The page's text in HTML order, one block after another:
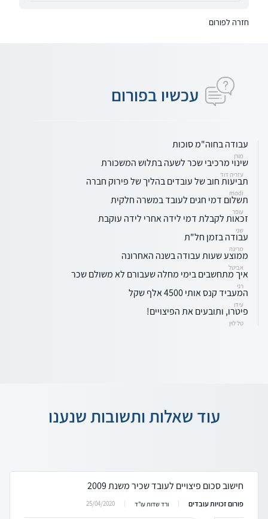
חזרה לפורום
עכשיו בפורום
עבודה בחוה"מ סוכות
מורן
שינוי מרכיבי שכר לשעה בתלוש המשכורת
עזריה דוד
תביעות חוב של עובדים בהליך של פירוק חברה
modi
תשלום דמי חגים לעובד במשרה חלקית
עופר
זכאות לקבלת דמי לידה אחרי לידה עוקבת
שני
עבודה בזמן חל"ת
מרינה
ממוצע שעות עבודה בשנה האחרונה
אביטל
איך מתחשבים בימי מחלה שעבורם לא משולם שכר
רני
המעביד קנס אותי 4500 אלף שקל
עידו
פיטרו, ותובעים את הפיצויים!
טל לוין
עוד שאלות ותשובות שנענו
חישוב סכום פיצויים לעובד שכיר משנת 2009
פורום זכויות עובדים ורד שדות עו"ד 25/04/2020